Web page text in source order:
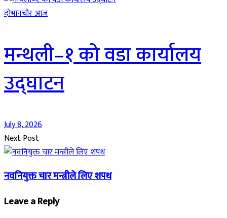
दाेभानचाैर आज
मन्थली–१ को वडा कार्यालय
उद्घाटन
July 8, 2026
Next Post
नवनियुक्त चार मन्त्रीले लिए शपथ
Leave a Reply